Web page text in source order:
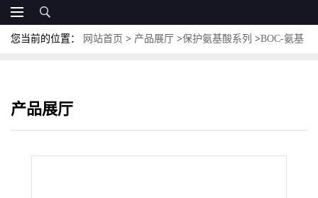
您当前的位置： 网站首页 > 产品展厅 >保护氨基酸系列 >BOC-氨基
产品展厅